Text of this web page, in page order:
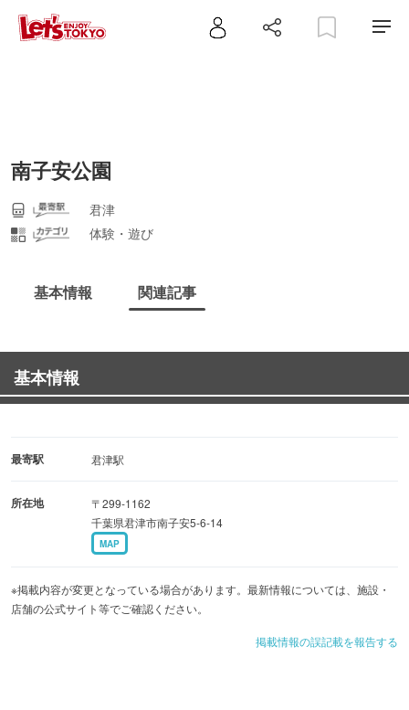
南子安公園
君津
体験・遊び
基本情報 関連記事
基本情報
最寄駅 君津駅
所在地
〒299-1162
千葉県君津市南子安5-6-14
MAP
※掲載内容が変更となっている場合があります。最新情報については、施設・
店舗の公式サイト等でご確認ください。
掲載情報の誤記載を報告する